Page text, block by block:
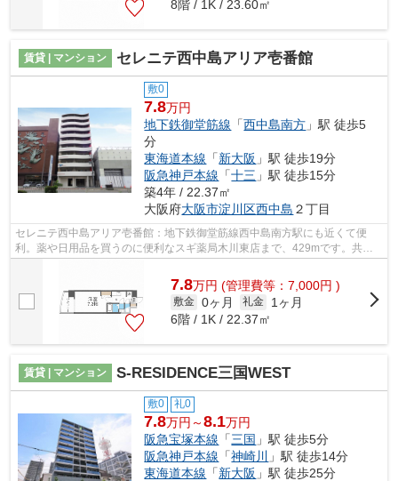
8階 / 1K / 23.60㎡
賃貸 | マンション セレニテ西中島アリア壱番館
敷0
7.8万円
地下鉄御堂筋線 「西中島南方 」駅 徒歩5
分
東海道本線 「新大阪 」駅 徒歩19分
阪急神戸本線 「十三 」駅 徒歩15分
築4年 / 22.37㎡
大阪府大阪市淀川区西中島 ２丁目
セレニテ西中島アリア壱番館：地下鉄御堂筋線西中島南方駅にも近くて便
利。薬や日用品を買うのに便利なスギ薬局木川東店まで、429mです。共用
7.8万円 (管理費等：7,000円 )
敷金 0ヶ月 礼金
1ヶ月
6階 / 1K / 22.37㎡
賃貸 | マンション S-RESIDENCE三国WEST
敷0 礼0
7.8万円～8.1万円
阪急宝塚本線 「三国 」駅 徒歩5分
阪急神戸本線 「神崎川
」駅 徒歩14分
東海道本線 「新大阪 」駅 徒歩25分